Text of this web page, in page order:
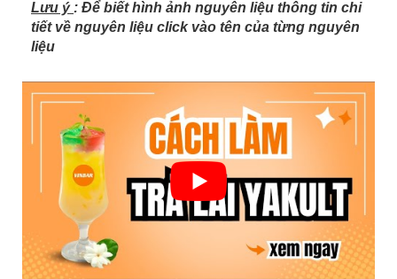
Lưu ý : Để biết hình ảnh nguyên liệu thông tin chi
tiết về nguyên liệu click vào tên của từng nguyên
liệu